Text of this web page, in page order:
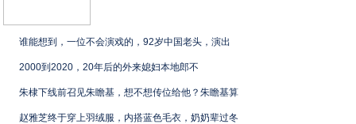
谁能想到，一位不会演戏的，92岁中国老头，演出
2000到2020，20年后的外来媳妇本地郎不
朱棣下线前召见朱瞻基，想不想传位给他？朱瞻基算
赵雅芝终于穿上羽绒服，内搭蓝色毛衣，奶奶辈过冬